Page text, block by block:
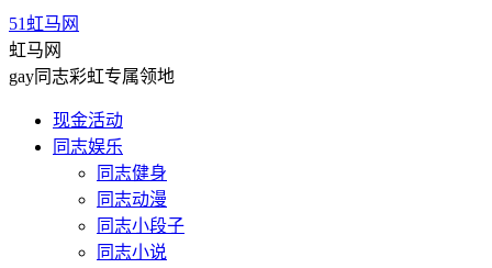
51虹马网
虹马网
gay同志彩虹专属领地
现金活动
同志娱乐
同志健身
同志动漫
同志小段子
同志小说